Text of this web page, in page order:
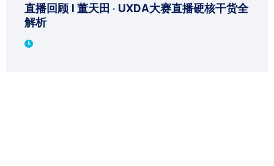
直播回顾 | 董天田 · UXDA大赛直播硬核干货全
解析